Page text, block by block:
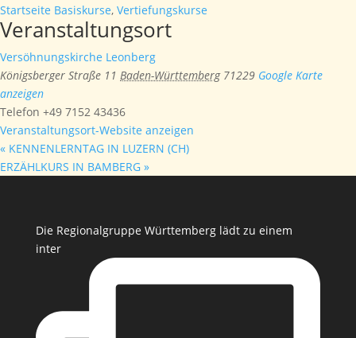
Startseite Basiskurse, Vertiefungskurse
Veranstaltungsort
Versöhnungskirche Leonberg
Königsberger Straße 11 Baden-Württemberg 71229 Google Karte
anzeigen
Telefon +49 7152 43436
Veranstaltungsort-Website anzeigen
« KENNENLERNTAG IN LUZERN (CH)
ERZÄHLKURS IN BAMBERG »
Die Regionalgruppe Württemberg lädt zu einem
inter